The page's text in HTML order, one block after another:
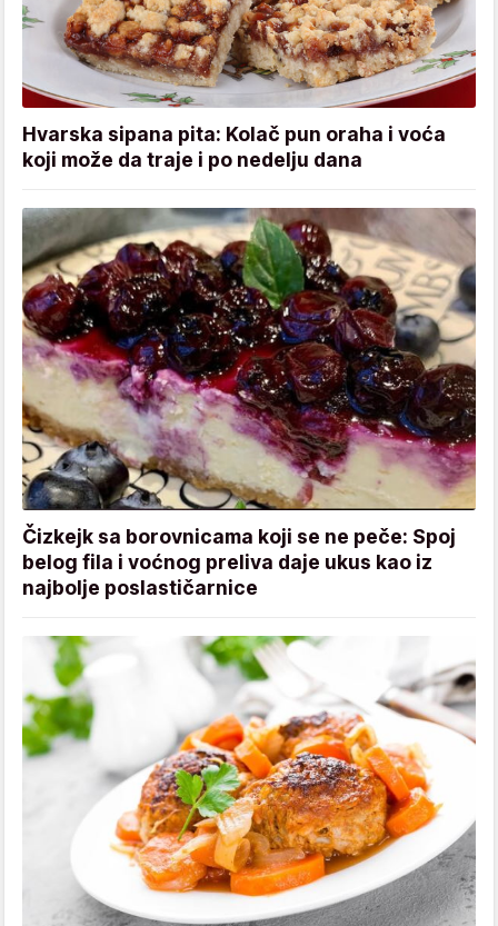
Hvarska sipana pita: Kolač pun oraha i voća
koji može da traje i po nedelju dana
Čizkejk sa borovnicama koji se ne peče: Spoj
belog fila i voćnog preliva daje ukus kao iz
najbolje poslastičarnice